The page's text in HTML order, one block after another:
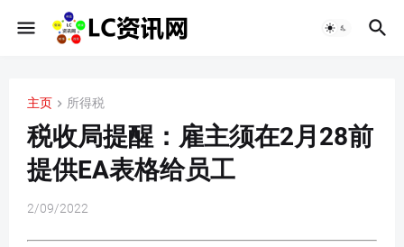
主页 所得税
税收局提醒：雇主须在2月28前
提供EA表格给员工
2/09/2022